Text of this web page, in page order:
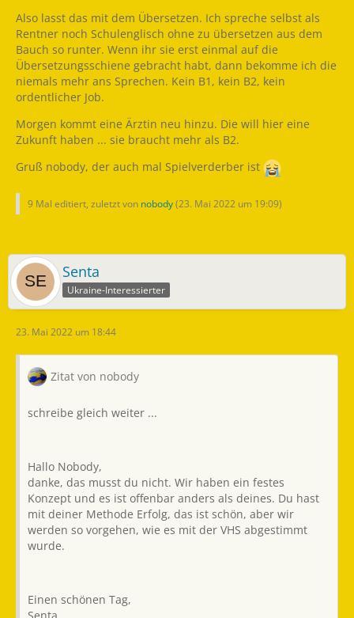
Also lasst das mit dem Übersetzen. Ich spreche selbst als
Rentner noch Schulenglisch ohne zu übersetzen aus dem
Bauch so runter. Wenn ihr sie erst einmal auf die
Übersetzungsschiene gebracht habt, dann bekomme ich die
niemals mehr ans Sprechen. Kein B1, kein B2, kein
ordentlicher Job.
Morgen kommt eine Ärztin neu hinzu. Die will hier eine
Zukunft haben ... sie braucht mehr als B2.
Gruß nobody, der auch mal Spielverderber ist
9 Mal editiert, zuletzt von nobody(23. Mai 2022 um 19:09)
Senta
Ukraine-Interessierter
23. Mai 2022 um 18:44
Zitat von nobody
schreibe gleich weiter ...
Hallo Nobody,
danke, das musst du nicht. Wir haben ein festes
Konzept und es ist offenbar anders als deines. Du hast
mit deiner Methode Erfolg, das ist schön, aber wir
werden so vorgehen, wie es mit der VHS abgestimmt
wurde.
Einen schönen Tag,